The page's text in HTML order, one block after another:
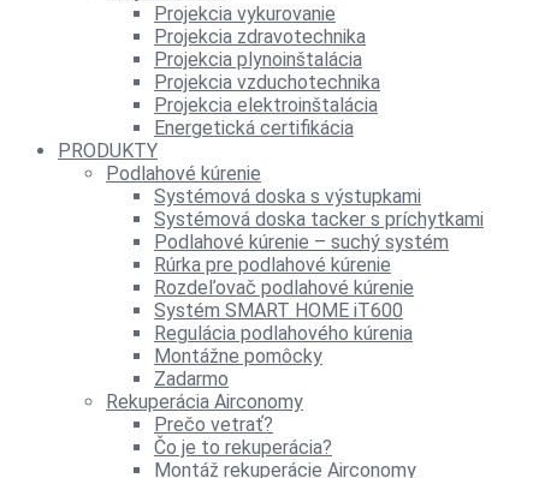
Projekcia vykurovanie
Projekcia zdravotechnika
Projekcia plynoinštalácia
Projekcia vzduchotechnika
Projekcia elektroinštalácia
Energetická certifikácia
PRODUKTY
Podlahové kúrenie
Systémová doska s výstupkami
Systémová doska tacker s príchytkami
Podlahové kúrenie – suchý systém
Rúrka pre podlahové kúrenie
Rozdeľovač podlahové kúrenie
Systém SMART HOME iT600
Regulácia podlahového kúrenia
Montážne pomôcky
Zadarmo
Rekuperácia Airconomy
Prečo vetrať?
Čo je to rekuperácia?
Montáž rekuperácie Airconomy